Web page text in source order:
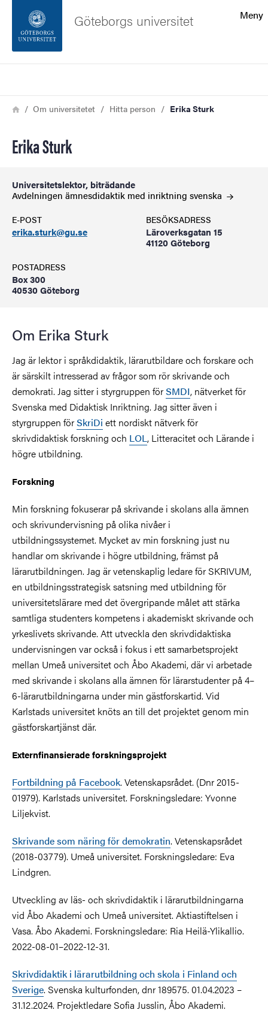
Sidfoten
Meny
Göteborgs universitet
Länkstig
HemOm universitetet Hitta person Erika Sturk
Erika Sturk
Universitetslektor, biträdande
Avdelningen ämnesdidaktik med inriktning svenska
E-POST
erika.sturk@gu.se
BESÖKSADRESS
Läroverksgatan 15
41120 Göteborg
POSTADRESS
Box 300
40530 Göteborg
Om Erika Sturk
Jag är lektor i språkdidaktik, lärarutbildare och forskare och
är särskilt intresserad av frågor som rör skrivande och
demokrati. Jag sitter i styrgruppen förSMDI, nätverket för
Svenska med Didaktisk Inriktning. Jag sitter även i
styrgruppen förSkriDi ett nordiskt nätverk för
skrivdidaktisk forskning och LOL, Litteracitet och Lärande i
högre utbildning.
Forskning
Min forskning fokuserar på skrivande i skolans alla ämnen
och skrivundervisning på olika nivåer i
utbildningssystemet. Mycket av min forskning just nu
handlar om skrivande i högre utbildning, främst på
lärarutbildningen. Jag är vetenskaplig ledare för SKRIVUM,
en utbildningsstrategisk satsning med utbildning för
universitetslärare med det övergripande målet att stärka
samtliga studenters kompetens i akademiskt skrivande och
yrkeslivets skrivande. Att utveckla den skrivdidaktiska
undervisningen var också i fokus i ett samarbetsprojekt
mellan Umeå universitet och Åbo Akademi, där vi arbetade
med skrivande i skolans alla ämnen för lärarstudenter på 4–
6-lärarutbildningarna under min gästforskartid. Vid
Karlstads universitet knöts an till det projektet genom min
gästforskartjänst där.
Externfinansierade forskningsprojekt
Fortbildning på Facebook. Vetenskapsrådet. (Dnr 2015-
01979). Karlstads universitet. Forskningsledare: Yvonne
Liljekvist.
Skrivande som näring för demokratin. Vetenskapsrådet
(2018-03779). Umeå universitet. Forskningsledare: Eva
Lindgren.
Utveckling av läs- och skrivdidaktik i lärarutbildningarna
vid Åbo Akademi och Umeå universitet. Aktiastiftelsen i
Vasa. Åbo Akademi. Forskningsledare: Ria Heilä-Ylikallio.
2022-08-01–2022-12-31.
Skrivdidaktik i lärarutbildning och skola i Finland och
Sverige. Svenska kulturfonden, dnr 189575. 01.04.2023 –
31.12.2024. Projektledare Sofia Jusslin, Åbo Akademi.